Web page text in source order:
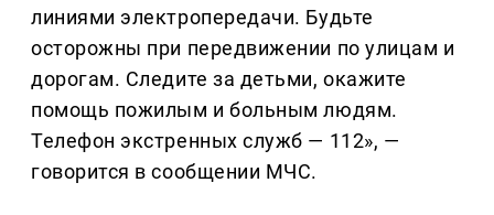
линиями электропередачи. Будьте
осторожны при передвижении по улицам и
дорогам. Следите за детьми, окажите
помощь пожилым и больным людям.
Телефон экстренных служб — 112», —
говорится в сообщении МЧС.